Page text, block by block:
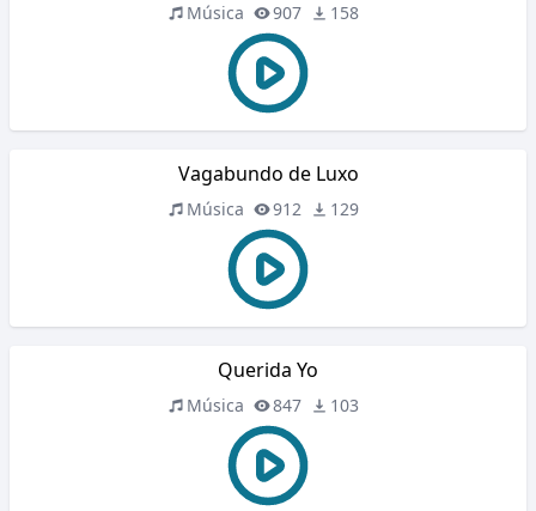
Música 907 158
Vagabundo de Luxo
Música 912 129
Querida Yo
Música 847 103